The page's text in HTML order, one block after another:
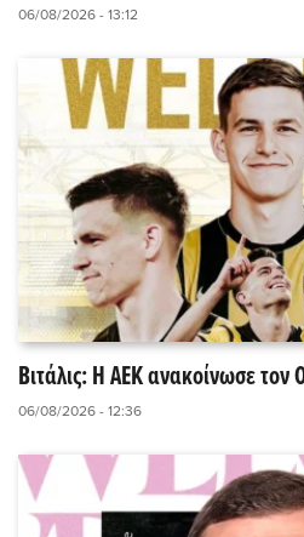
06/08/2026 - 13:12
Βιτάλις: Η ΑΕΚ ανακοίνωσε
06/08/2026 - 12:36